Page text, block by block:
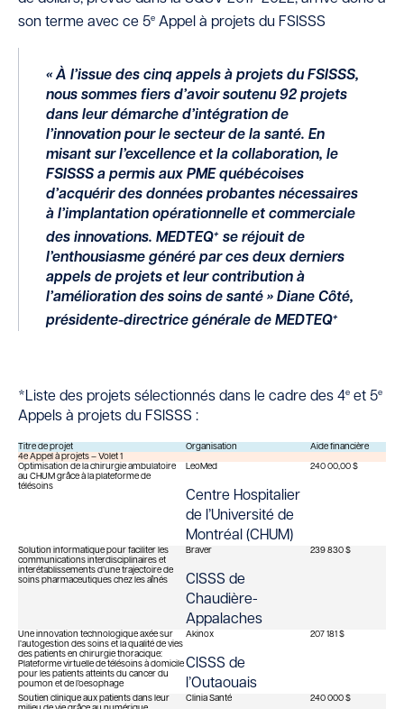
son terme avec ce 5e Appel à projets du FSISSS
« À l’issue des cinq appels à projets du FSISSS,
nous sommes fiers d’avoir soutenu 92 projets
dans leur démarche d’intégration de
l’innovation pour le secteur de la santé. En
misant sur l’excellence et la collaboration, le
FSISSS a permis aux PME québécoises
d’acquérir des données probantes nécessaires
à l’implantation opérationnelle et commerciale
des innovations. MEDTEQ+ se réjouit de
l’enthousiasme généré par ces deux derniers
appels de projets et leur contribution à
l’amélioration des soins de santé » Diane Côté,
présidente-directrice générale de MEDTEQ+
*Liste des projets sélectionnés dans le cadre des 4e et 5e
Appels à projets du FSISSS :
Titre de projet Organisation
Aide financière
4e Appel à projets – Volet 1
Optimisation de la chirurgie ambulatoire
au CHUM grâce à la plateforme de
télésoins
LeoMed
Centre Hospitalier
de l’Université de
Montréal (CHUM)
240 00,00 $
Solution informatique pour faciliter les
communications interdisciplinaires et
interétablissements d’une trajectoire de
soins pharmaceutiques chez les aînés
Braver
CISSS de
Chaudière-
Appalaches
239 830 $
Une innovation technologique axée sur
l’autogestion des soins et la qualité de vies
des patients en chirurgie thoracique:
Plateforme virtuelle de télésoins à domicile
pour les patients atteints du cancer du
poumon et de l’oesophage
Akinox
CISSS de
l’Outaouais
207 181 $
Soutien clinique aux patients dans leur
Clinia Santé 240 000 $